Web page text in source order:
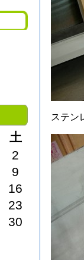
ステ
土
2
9
16
23
30